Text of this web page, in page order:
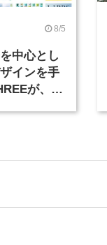
8/5
中心とし
インを手
が、グ